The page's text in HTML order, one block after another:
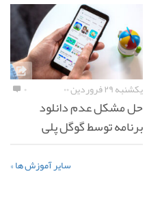
یکشنبه ۲۹ فروردین ۰۰ ۰
حل مشکل عدم دانلود
برنامه توسط گوگل پلی
سایر آموزش ها »